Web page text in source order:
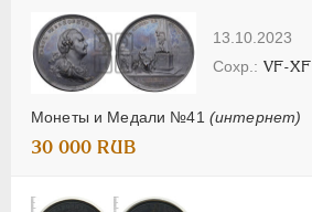
13.10.2023
Монеты и Медали №41 (интернет)
VF-XF
30 000 RUB